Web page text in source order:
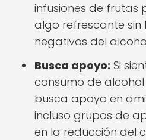
infusiones de frutas
algo refrescante sin
negativos del
Busca apoyo: Si
consumo de
busca apoyo en
incluso grupos de
en la reducción del